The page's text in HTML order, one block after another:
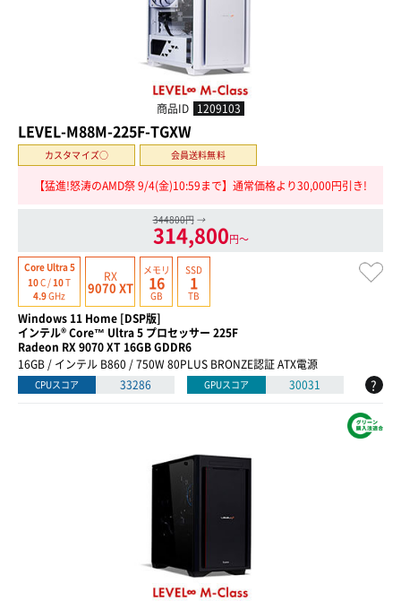
商品ID 1209103
LEVEL-M88M-225F-TGXW
カスタマイズ○ 会員送料無料
【猛進!怒涛のAMD祭 9/4(金)10:59まで】通常価格より30,000円引き!
344800円 →
314,800円〜
Core Ultra 5
10C / 10T
4.9GHz
RX
9070 XT
メモリ
16
GB
SSD
1
TB
Windows 11 Home [DSP版]
インテル® Core™ Ultra 5 プロセッサー 225F
Radeon RX 9070 XT 16GB GDDR6
16GB / インテル B860 / 750W 80PLUS BRONZE認証 ATX電源
CPUスコア 33286 GPUスコア 30031 ?